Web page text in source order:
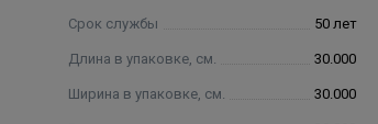
Срок службы 50 лет
Длина в упаковке, см. 30.000
Ширина в упаковке, см. 30.000